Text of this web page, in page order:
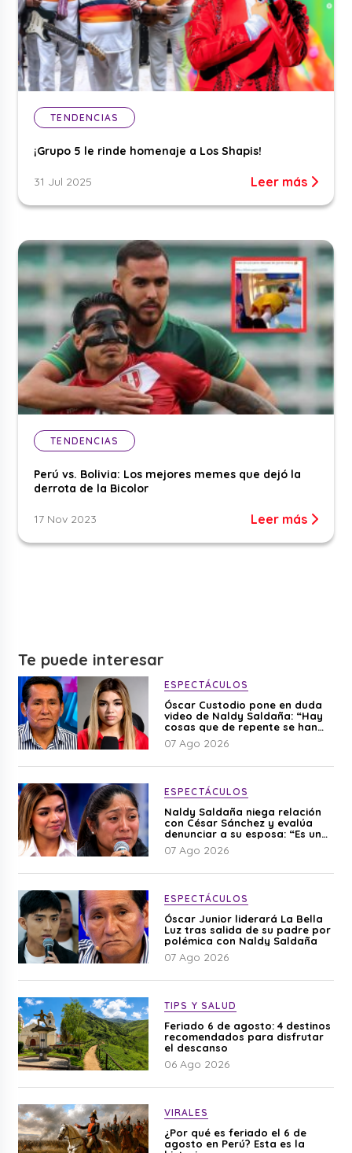
TENDENCIAS
¡Grupo 5 le rinde homenaje a Los Shapis!
31 Jul 2025 Leer más
TENDENCIAS
Perú vs. Bolivia: Los mejores memes que dejó la
derrota de la Bicolor
17 Nov 2023 Leer más
Te puede interesar
ESPECTÁCULOS
Óscar Custodio pone en duda
video de Naldy Saldaña: “Hay
cosas que de repente se han
editado”
07 Ago 2026
ESPECTÁCULOS
Naldy Saldaña niega relación
con César Sánchez y evalúa
denunciar a su esposa: “Es una
difamación”
07 Ago 2026
ESPECTÁCULOS
Óscar Junior liderará La Bella
Luz tras salida de su padre por
polémica con Naldy Saldaña
07 Ago 2026
TIPS Y SALUD
Feriado 6 de agosto: 4 destinos
recomendados para disfrutar
el descanso
06 Ago 2026
VIRALES
¿Por qué es feriado el 6 de
agosto en Perú? Esta es la